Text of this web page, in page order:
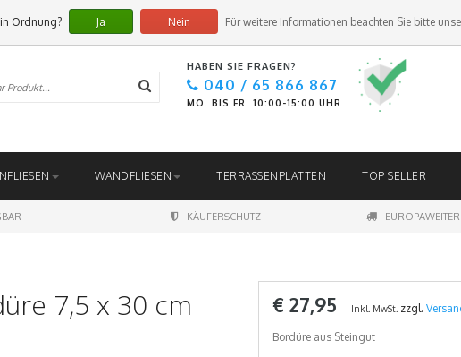
ANMELDEN
HABEN SIE FRAGEN?
040 / 65 866 867
MO. BIS FR. 10:00-15:00 UHR
WANDFLIESEN TERRASSENPLATTEN TOP SELLER
KÄUFERSCHUTZ
7,5 x 30 cm € 27,95 Inkl. MwSt. zzgl.
Bordüre aus Steingut
Ordnung? Ja Nein Für weitere Informationen beachten Sie bitte